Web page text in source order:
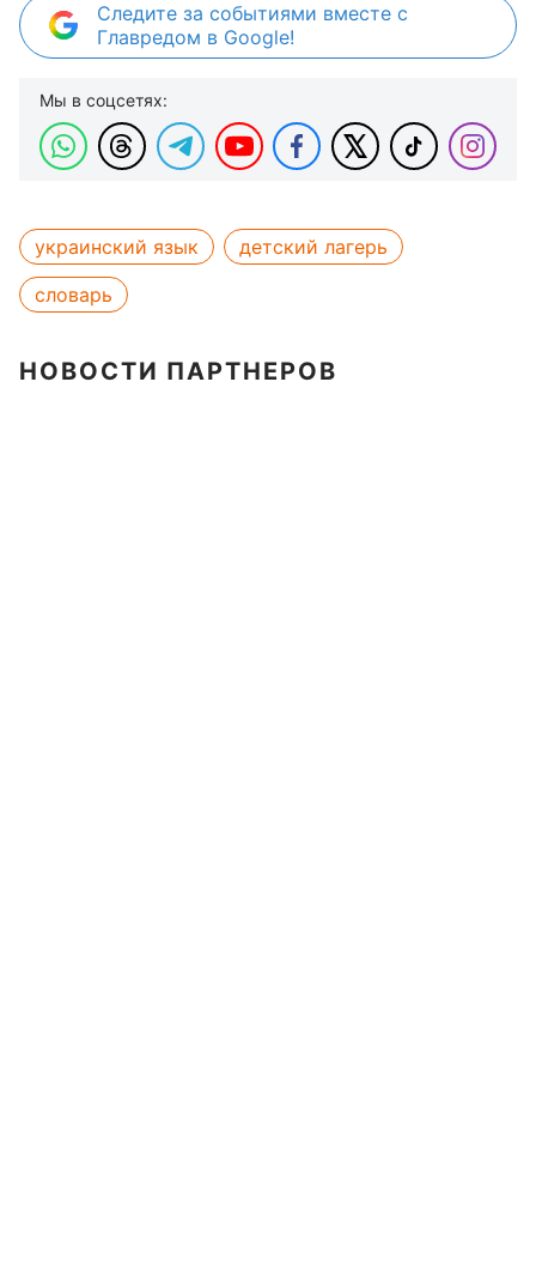
Следите за событиями вместе с
Главредом в Google!
Мы в соцсетях:
украинский язык
детский лагерь
словарь
НОВОСТИ ПАРТНЕРОВ